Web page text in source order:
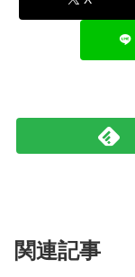
関連記事